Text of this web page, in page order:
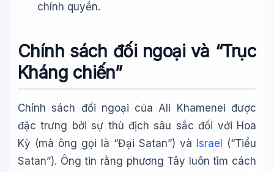
chính quyền.
Chính sách đối ngoại và “Trục
Kháng chiến”
Chính sách đối ngoại của Ali Khamenei được
đặc trưng bởi sự thù địch sâu sắc đối với Hoa
Kỳ (mà ông gọi là “Đại Satan”) và Israel
(“Tiểu
Satan”). Ông tin rằng phương Tây luôn tìm cách